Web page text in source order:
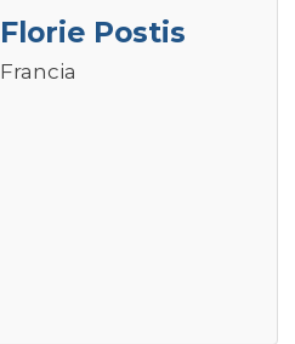
Florie Postis
Francia